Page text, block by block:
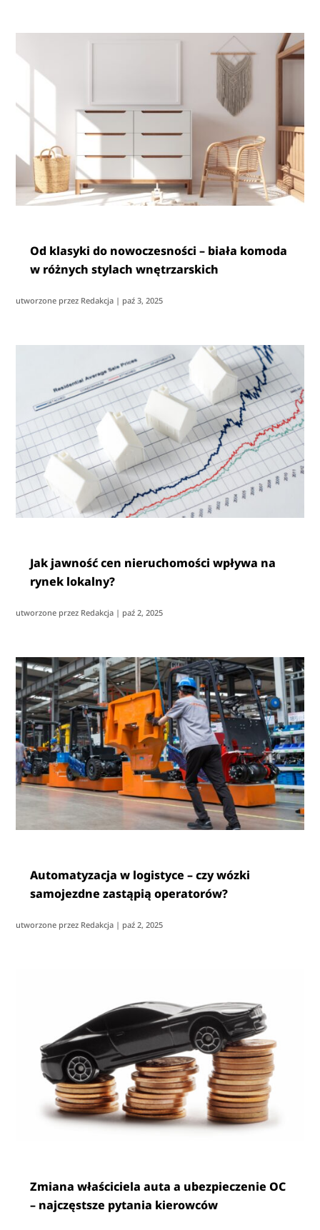
Od klasyki do nowoczesności – biała komoda
w różnych stylach wnętrzarskich
utworzone przez Redakcja | paź 3, 2025
Jak jawność cen nieruchomości wpływa na
rynek lokalny?
utworzone przez Redakcja | paź 2, 2025
Automatyzacja w logistyce – czy wózki
samojezdne zastąpią operatorów?
utworzone przez Redakcja | paź 2, 2025
Zmiana właściciela auta a ubezpieczenie OC
– najczęstsze pytania kierowców